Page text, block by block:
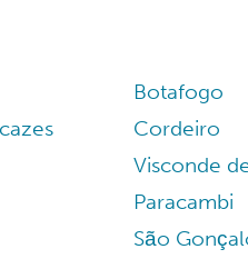
Botafogo
Cordeiro
Visconde
Paracambi
São